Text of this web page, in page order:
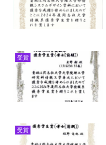
受賞
受賞